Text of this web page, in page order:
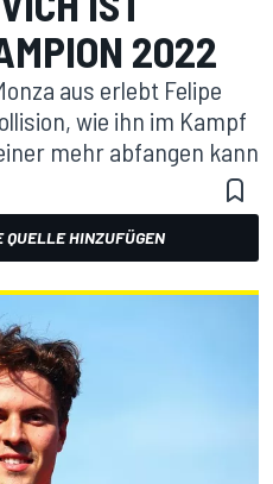
2022
aus erlebt Felipe
wie ihn im Kampf
mehr abfangen kann
QUELLE HINZUFÜGEN